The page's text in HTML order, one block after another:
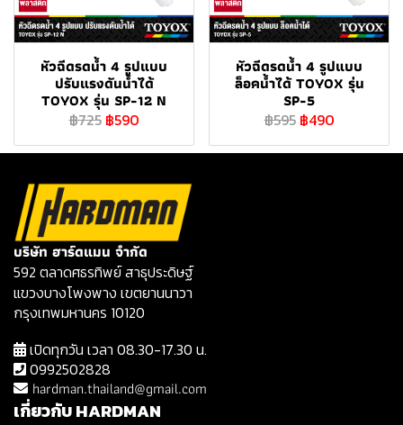
หัวฉีดรดน้ำ 4 รูปแบบ
ปรับแรงดันน้ำได้
TOYOX รุ่น SP-12 N
฿725 ฿590
หัวฉีดรดน้ำ 4 รูปแบบ
ล็อคน้ำได้ TOYOX รุ่น
SP-5
฿595 ฿490
บริษัท ฮาร์ดแมน จำกัด
592 ตลาดศธรทิพย์ สาธุประดิษฐ์
แขวงบางโพงพาง เขตยานนาวา
กรุงเทพมหานคร 10120
เปิดทุกวัน เวลา 08.30-17.30 น.
0992502828
hardman.thailand@gmail.com
เกี่ยวกับ HARDMAN